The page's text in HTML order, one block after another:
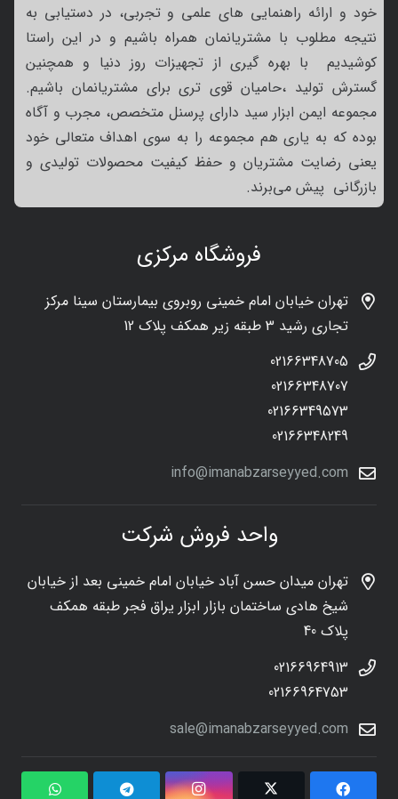
فروشگاه مرکزی
تهران خیابان امام خمینی روبروی بیمارستان سینا مرکز
تجاری رشید 3 طبقه زیر همکف پلاک 12
02166348705
02166348707
02166349573
02166348249
info@imanabzarseyyed.com
واحد فروش شرکت
تهران میدان حسن آباد خیابان امام خمینی بعد از خیابان
شیخ هادی ساختمان بازار ابزار یراق فجر طبقه همکف
پلاک 40
02166964913
02166964753
sale@imanabzarseyyed.com
خود و ارائه راهنمایی های علمی و تجربی، در دستیابی به
نتیجه مطلوب با مشتریانمان همراه باشیم و در این راستا
کوشیدیم با بهره گیری از تجهیزات روز دنیا و همچنین
گسترش تولید ،حامیان قوی تری برای مشتریانمان باشیم.
مجموعه ایمن ابزار سید دارای پرسنل متخصص، مجرب و آگاه
بوده که به یاری هم مجموعه را به سوی اهداف متعالی خود
یعنی رضایت مشتریان و حفظ کیفیت محصولات تولیدی و
بازرگانی پیش می‌برند.